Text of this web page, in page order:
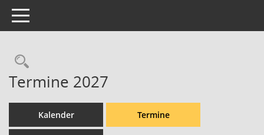
Toggle navigation
Rechercheauswahl
Termine 2027
Kalender Termine